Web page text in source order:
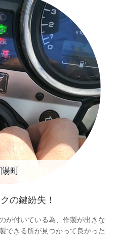
町
の鍵紛失！
が付いている為、作製が出きな
できる所が見つかって良かった